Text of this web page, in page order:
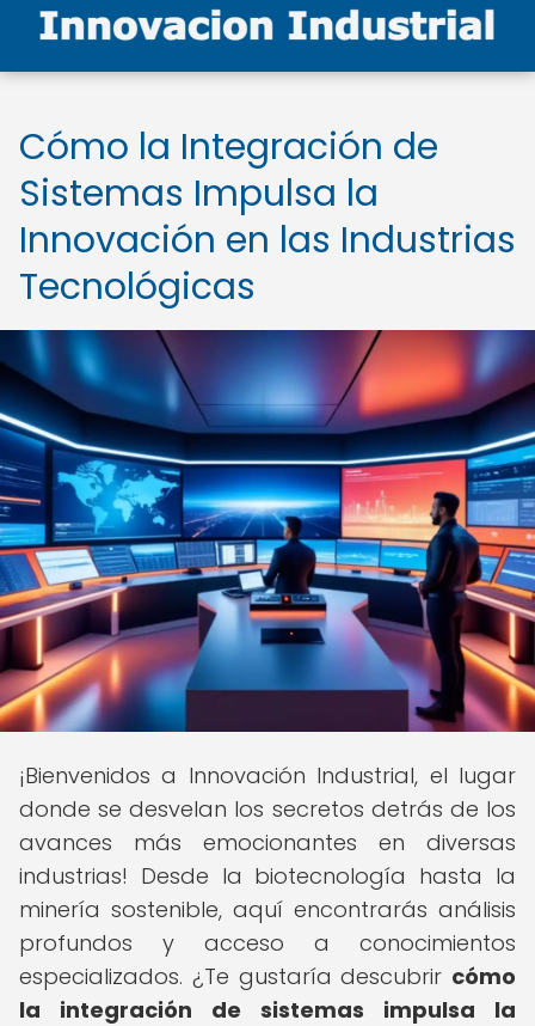
Cómo la Integración de
Sistemas Impulsa la
Innovación en las Industrias
Tecnológicas
¡Bienvenidos a Innovación Industrial, el lugar
donde se desvelan los secretos detrás de los
avances más emocionantes en diversas
industrias! Desde la biotecnología hasta la
minería sostenible, aquí encontrarás análisis
profundos y acceso a conocimientos
especializados. ¿Te gustaría descubrir cómo
la integración de sistemas impulsa la